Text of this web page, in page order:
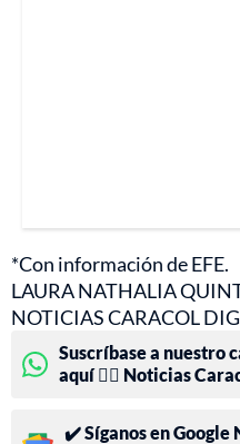
*Con información de EFE.
LAURA NATHALIA
NOTICIAS CARACOL
Suscríbase a nuestro
aquí 👉🏻 Noticias
✔️ Síganos en Google